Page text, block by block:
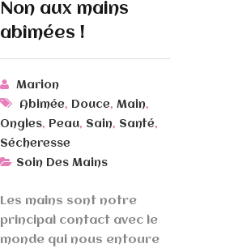
Non aux mains
abîmées !
Marion
Abimée, Douce, Main,
Ongles, Peau, Sain, Santé,
Sécheresse
Soin Des Mains
Les mains sont notre
principal contact avec le
monde qui nous entoure